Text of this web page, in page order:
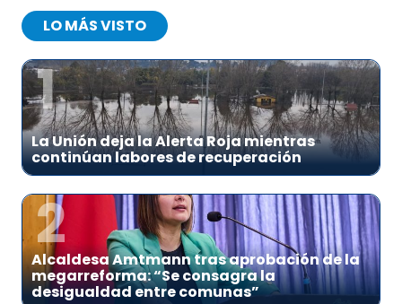
LO MÁS VISTO
1
La Unión deja la Alerta Roja mientras
continúan labores de recuperación
2
Alcaldesa Amtmann tras aprobación de la
megarreforma: “Se consagra la
desigualdad entre comunas”